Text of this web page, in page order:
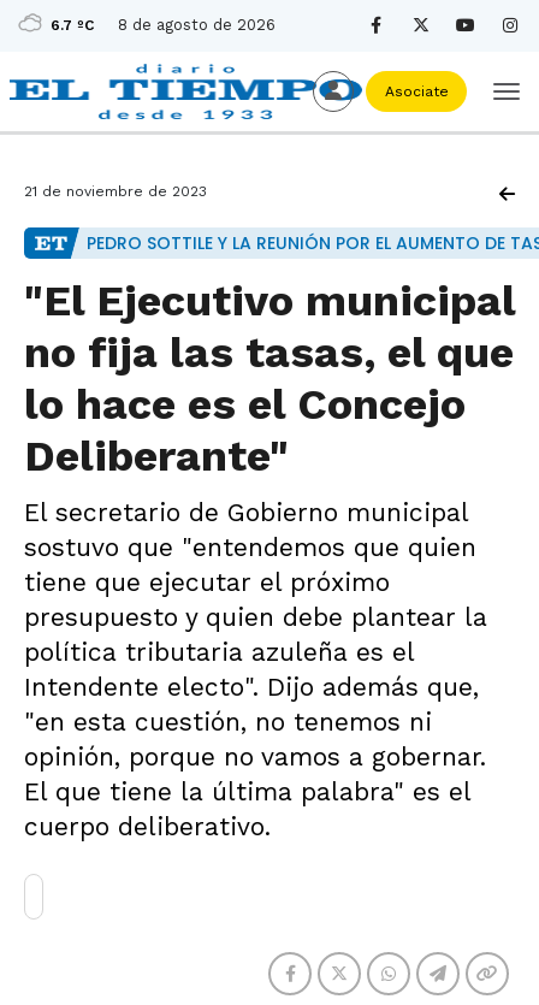
6.7 ºC 8 de agosto de 2026
Asociate
21 de noviembre de 2023
PEDRO SOTTILE Y LA REUNIÓN POR EL AUMENTO DE
"El Ejecutivo municipal
no fija las tasas, el que
lo hace es el Concejo
Deliberante"
El secretario de Gobierno municipal
sostuvo que "entendemos que quien
tiene que ejecutar el próximo
presupuesto y quien debe plantear la
política tributaria azuleña es el
Intendente electo". Dijo además que,
"en esta cuestión, no tenemos ni
opinión, porque no vamos a gobernar.
El que tiene la última palabra" es el
cuerpo deliberativo.